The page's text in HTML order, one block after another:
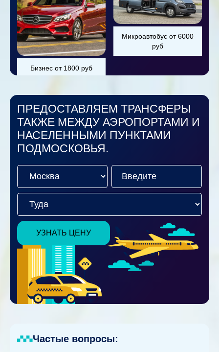
Бизнес от 1800 руб
Микроавтобус от 6000
руб
ПРЕДОСТАВЛЯЕМ ТРАНСФЕРЫ
ТАКЖЕ МЕЖДУ АЭРОПОРТАМИ И
НАСЕЛЕННЫМИ ПУНКТАМИ
ПОДМОСКОВЬЯ.
УЗНАТЬ ЦЕНУ
Частые вопросы: